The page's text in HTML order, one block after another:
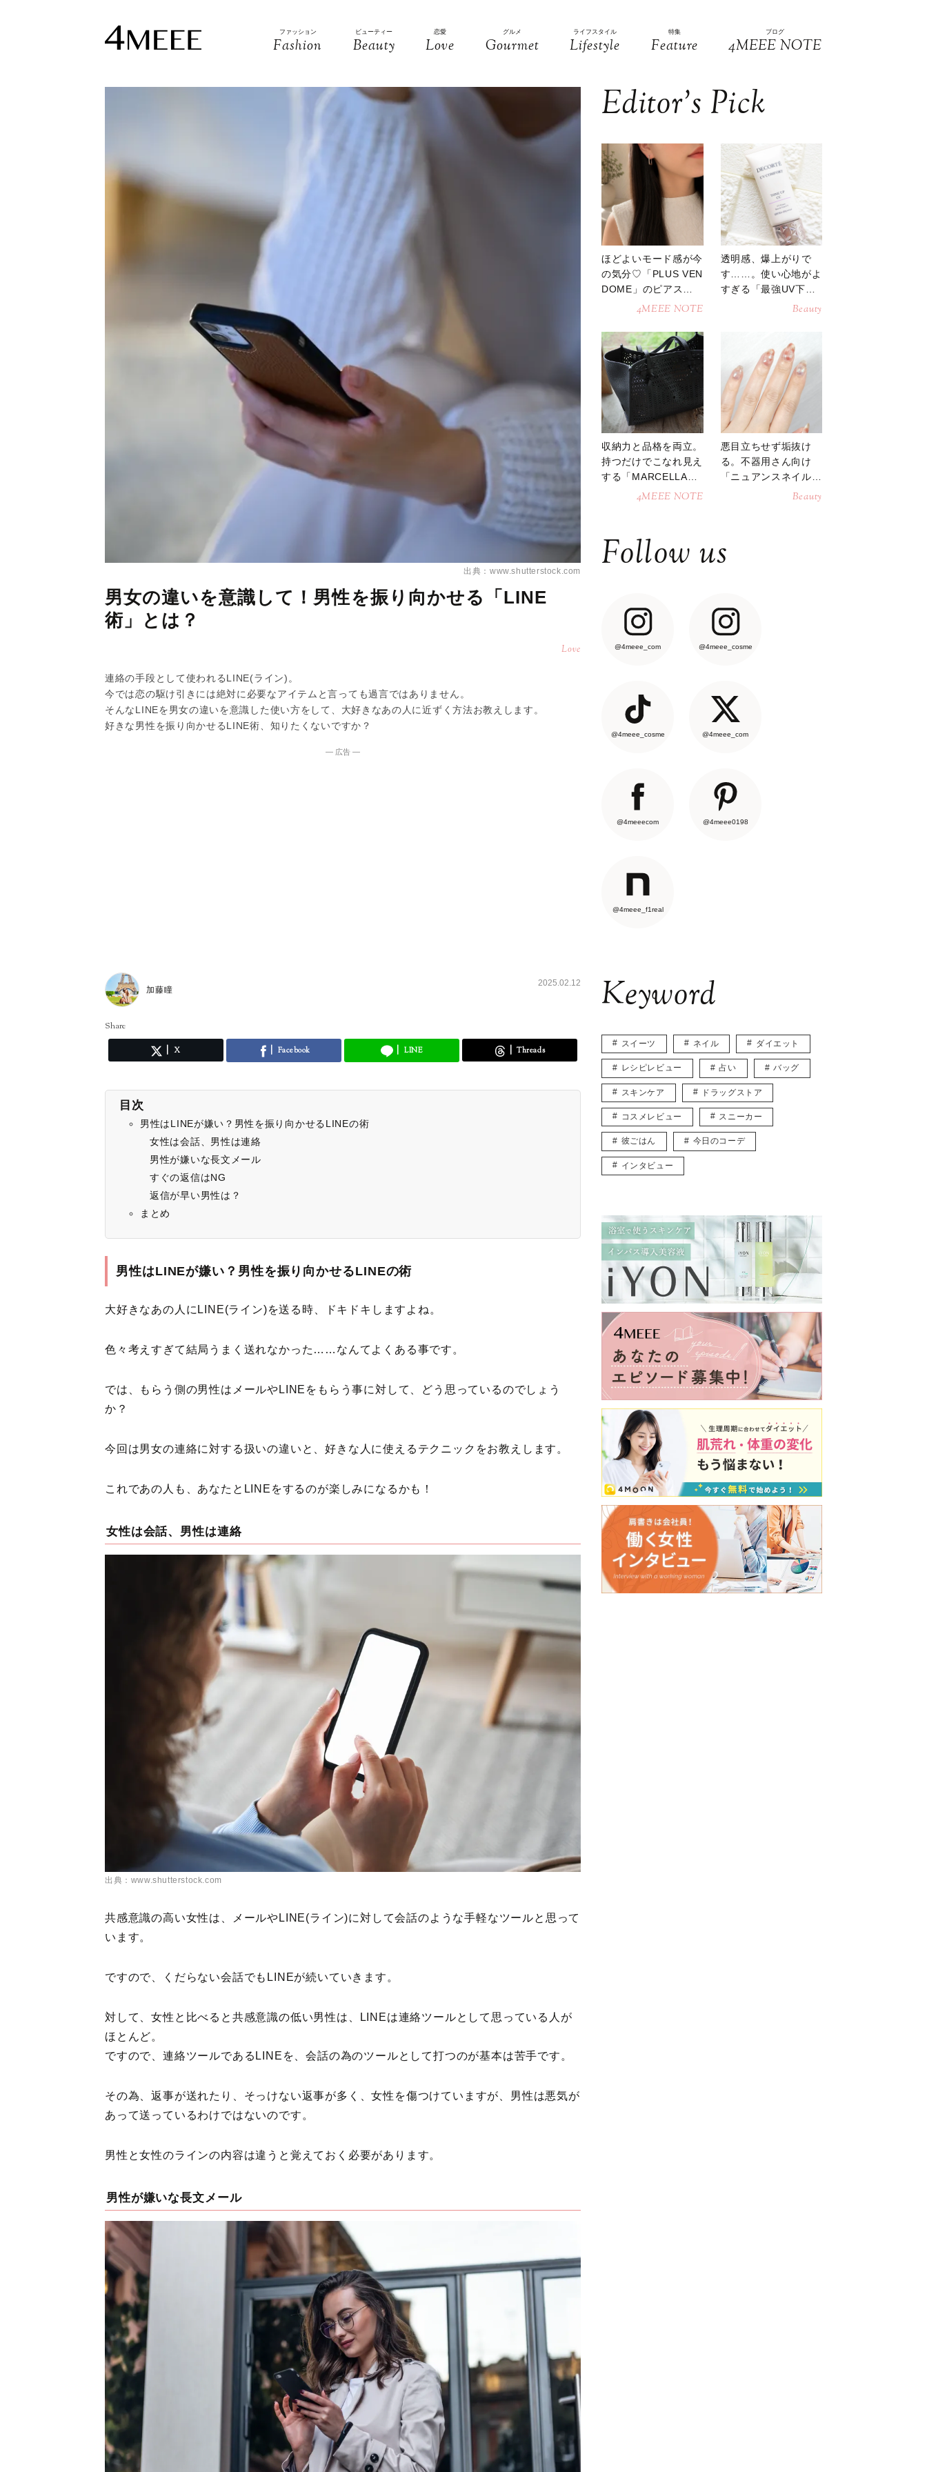
ファッション
Fashion
ビューティー
Beauty
恋愛
Love
グルメ
Gourmet
ライフスタイル
Lifestyle
特集
Feature
ブログ
4MEEE NOTE
出典：www.shutterstock.com
男女の違いを意識して！男性を振り向かせる「LINE
術」とは？
Love
連絡の手段として使われるLINE(ライン)。
今では恋の駆け引きには絶対に必要なアイテムと言っても過言ではありません。
そんなLINEを男女の違いを意識した使い方をして、大好きなあの人に近ずく方法お教えします。
好きな男性を振り向かせるLINE術、知りたくないですか？
― 広告 ―
加藤瞳
2025.02.12
Share
X Facebook LINE Threads
目次
男性はLINEが嫌い？男性を振り向かせるLINEの術
女性は会話、男性は連絡
男性が嫌いな長文メール
すぐの返信はNG
返信が早い男性は？
まとめ
男性はLINEが嫌い？男性を振り向かせるLINEの術
大好きなあの人にLINE(ライン)を送る時、ドキドキしますよね。
色々考えすぎて結局うまく送れなかった……なんてよくある事です。
では、もらう側の男性はメールやLINEをもらう事に対して、どう思っているのでしょう
か？
今回は男女の連絡に対する扱いの違いと、好きな人に使えるテクニックをお教えします。
これであの人も、あなたとLINEをするのが楽しみになるかも！
女性は会話、男性は連絡
出典：www.shutterstock.com
共感意識の高い女性は、メールやLINE(ライン)に対して会話のような手軽なツールと思って
います。
ですので、くだらない会話でもLINEが続いていきます。
対して、女性と比べると共感意識の低い男性は、LINEは連絡ツールとして思っている人が
ほとんど。
ですので、連絡ツールであるLINEを、会話の為のツールとして打つのが基本は苦手です。
その為、返事が送れたり、そっけない返事が多く、女性を傷つけていますが、男性は悪気が
あって送っているわけではないのです。
男性と女性のラインの内容は違うと覚えておく必要があります。
男性が嫌いな長文メール
Editor’s Pick
ほどよいモード感が今
の気分♡「PLUS VEN
DOME」のピアスが
4MEEE NOTE
透明感、爆上がりで
す……。使い心地がよ
すぎる「最強UV下
Beauty
収納力と品格を両立。
持つだけでこなれ見え
する「MARCELLAト
ートバッグ」4MEEE NOTE
悪目立ちせず垢抜け
る。不器用さん向け
「ニュアンスネイル」
Beauty
Follow us
@4meee_com @4meee_cosme
@4meee_cosme @4meee_com
@4meeecom @4meee0198
@4meee_f1real
Keyword
スイーツ ネイル ダイエット
レシピレビュー 占い バッグ
スキンケア ドラッグストア
コスメレビュー スニーカー
彼ごはん 今日のコーデ
インタビュー